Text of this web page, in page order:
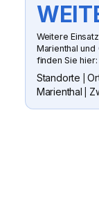
Weitere
Marienthal
finden Sie hier:
Standorte |
Marienthal